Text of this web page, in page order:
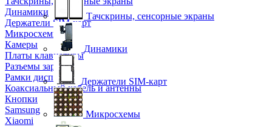
Динамики
Держатели SIM-карт
Микросхемы
Камеры
Платы клавиатуры
Разъемы зарядки
Рамки дисплея
Коаксиальный кабель и антенны
Кнопки
Samsung
Xiaomi
Тачскрины, сенсорные экраны
Динамики
Держатели SIM-карт
Микросхемы